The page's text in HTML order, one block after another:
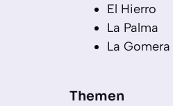
El Hierro
La Palma
La Gomera
Themen